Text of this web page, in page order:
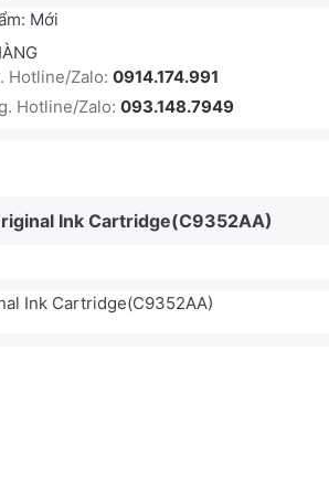
Mới
Hotline/Zalo: 0914.174.991
Hotline/Zalo: 093.148.7949
Ink Cartridge(C9352AA)
Ink Cartridge(C9352AA)